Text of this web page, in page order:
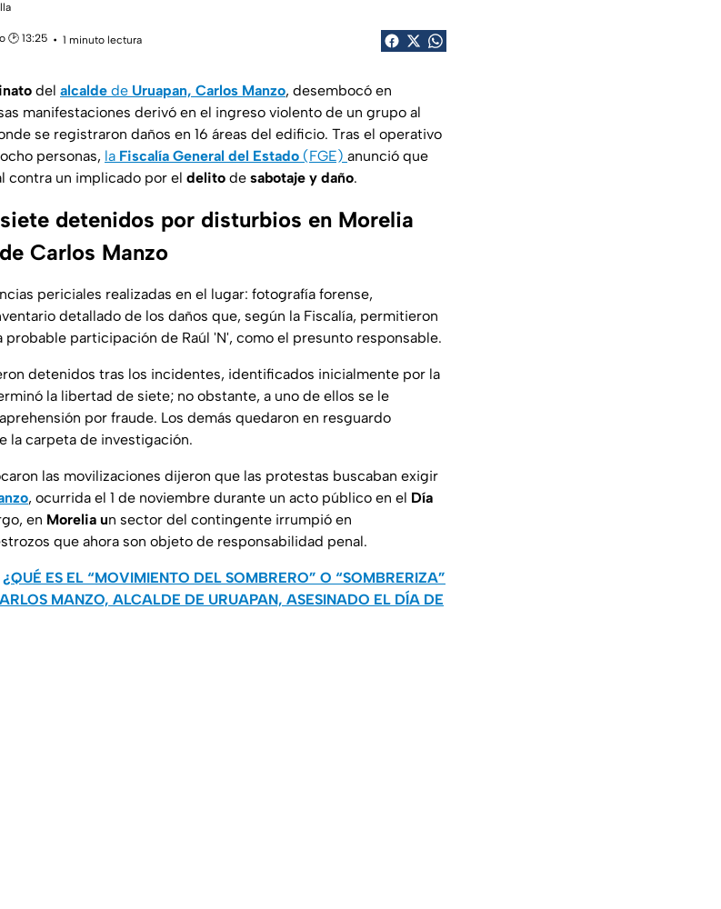
🕑 13:25
1 minuto lectura
del alcalde de Uruapan, Carlos Manzo, desembocó en
manifestaciones derivó en el ingreso violento de un grupo al
se registraron daños en 16 áreas del edificio. Tras el operativo
personas, la Fiscalía General del Estado (FGE) anunció que
contra un implicado por el delito de sabotaje y daño.
detenidos por disturbios en Morelia
Carlos Manzo
periciales realizadas en el lugar: fotografía forense,
detallado de los daños que, según la Fiscalía, permitieron
participación de Raúl 'N', como el presunto responsable.
detenidos tras los incidentes, identificados inicialmente por la
la libertad de siete; no obstante, a uno de ellos se le
por fraude. Los demás quedaron en resguardo
la carpeta de investigación.
las movilizaciones dijeron que las protestas buscaban exigir
, ocurrida el 1 de noviembre durante un acto público en el Día
en Morelia un sector del contingente irrumpió en
que ahora son objeto de responsabilidad penal.
¿QUÉ ES EL “MOVIMIENTO DEL SOMBRERO” O “SOMBRERIZA”
MANZO, ALCALDE DE URUAPAN, ASESINADO EL DÍA DE